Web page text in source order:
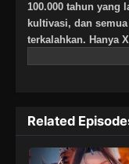
100.000 tahun yang
kultivasi, dan
terkalahkan. Hanya
berada pada tahap
murid Sekte Tianlan
dimusnahkan, Xu
dan bersumpah
Related